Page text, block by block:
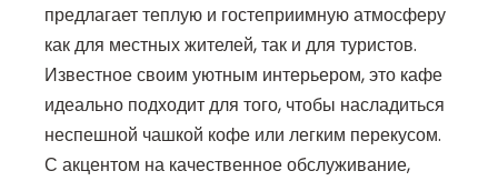
предлагает теплую и гостеприимную атмосферу
как для местных жителей, так и для туристов.
Известное своим уютным интерьером, это кафе
идеально подходит для того, чтобы насладиться
неспешной чашкой кофе или легким перекусом.
С акцентом на качественное обслуживание,